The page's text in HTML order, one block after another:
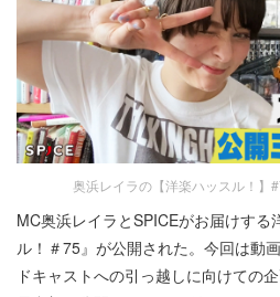
奥浜レイラの【洋楽ハッスル！】
MC奥浜レイラとSPICEがお届けする
ル！＃75』が公開された。今回は動
ドキャストへの引っ越しに向けての